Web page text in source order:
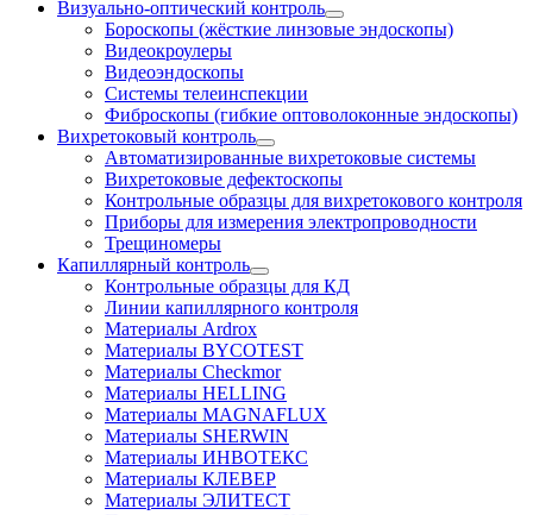
Визуально-оптический контроль
Бороскопы (жёсткие линзовые эндоскопы)
Видеокроулеры
Видеоэндоскопы
Системы телеинспекции
Фиброскопы (гибкие оптоволоконные эндоскопы)
Вихретоковый контроль
Автоматизированные вихретоковые системы
Вихретоковые дефектоскопы
Контрольные образцы для вихретокового контроля
Приборы для измерения электропроводности
Трещиномеры
Капиллярный контроль
Контрольные образцы для КД
Линии капиллярного контроля
Материалы Ardrox
Материалы BYCOTEST
Материалы Checkmor
Материалы HELLING
Материалы MAGNAFLUX
Материалы SHERWIN
Материалы ИНВОТЕКС
Материалы КЛЕВЕР
Материалы ЭЛИТЕСТ